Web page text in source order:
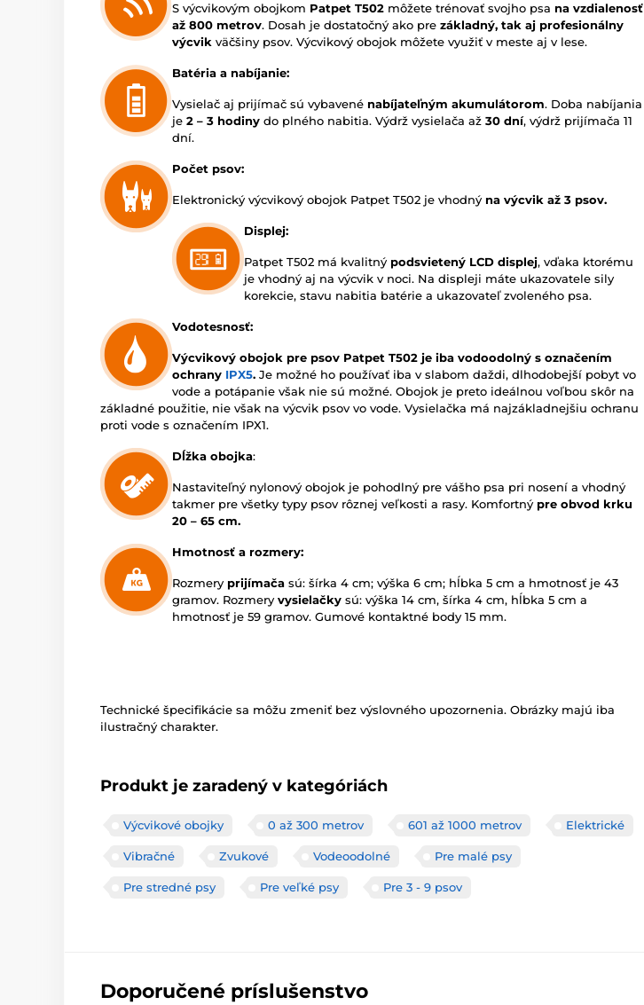
S výcvikovým obojkom Patpet T502 môžete trénovať svojho psa na vzdialenosť
až 800 metrov. Dosah je dostatočný ako pre základný, tak aj profesionálny
výcvik väčšiny psov. Výcvikový obojok môžete využiť v meste aj v lese.
Batéria a nabíjanie:
Vysielač aj prijímač sú vybavené nabíjateľným akumulátorom. Doba nabíjania
je 2 – 3 hodiny do plného nabitia. Výdrž vysielača až 30 dní, výdrž prijímača 11
dní.
Počet psov:
Elektronický výcvikový obojok Patpet T502 je vhodný na výcvik až 3 psov.
Displej:
Patpet T502 má kvalitný podsvietený LCD displej, vďaka ktorému
je vhodný aj na výcvik v noci. Na displeji máte ukazovatele sily
korekcie, stavu nabitia batérie a ukazovateľ zvoleného psa.
Vodotesnosť:
Výcvikový obojok pre psov Patpet T502 je iba vodoodolný s označením
ochrany IPX5. Je možné ho používať iba v slabom daždi, dlhodobejší pobyt vo
vode a potápanie však nie sú možné. Obojok je preto ideálnou voľbou skôr na
základné použitie, nie však na výcvik psov vo vode. Vysielačka má najzákladnejšiu ochranu
proti vode s označením IPX1.
Dĺžka obojka:
Nastaviteľný nylonový obojok je pohodlný pre vášho psa pri nosení a vhodný
takmer pre všetky typy psov rôznej veľkosti a rasy. Komfortný pre obvod krku
20 – 65 cm.
Hmotnosť a rozmery:
Rozmery prijímača sú: šírka 4 cm; výška 6 cm; hĺbka 5 cm a hmotnosť je 43
gramov. Rozmery vysielačky sú: výška 14 cm, šírka 4 cm, hĺbka 5 cm a
hmotnosť je 59 gramov. Gumové kontaktné body 15 mm.
Technické špecifikácie sa môžu zmeniť bez výslovného upozornenia. Obrázky majú iba
ilustračný charakter.
Produkt je zaradený v kategóriách
Výcvikové obojky 0 až 300 metrov 601 až 1000 metrov Elektrické
Vibračné Zvukové Vodeoodolné Pre malé psy
Pre stredné psy Pre veľké psy Pre 3 - 9 psov
Doporučené príslušenstvo